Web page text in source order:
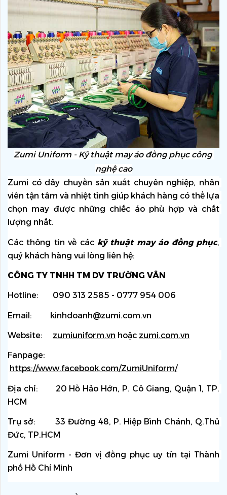
Zumi Uniform - Kỹ thuật may áo đồng phục công
nghệ cao
Zumi có dây chuyền sản xuất chuyên nghiệp, nhân
viên tận tâm và nhiệt tình giúp khách hàng có thể lựa
chọn may được những chiếc áo phù hợp và chất
lượng nhất.
Các thông tin về các kỹ thuật may áo đồng phục,
quý khách hàng vui lòng liên hệ:
CÔNG TY TNHH TM DV TRƯỜNG VÂN
Hotline:       090 313 2585 - 0777 954 006
Email:         kinhdoanh@zumi.com.vn
Website: zumiuniform.vn hoặc zumi.com.vn
https://www.facebook.com/ZumiUniform/
Địa chỉ:       20 Hồ Hảo Hớn, P. Cô Giang, Quận 1, TP.
HCM
Trụ sở:        33 Đường 48, P. Hiệp Bình Chánh, Q.Thủ
Đức, TP.HCM
Zumi Uniform - Đơn vị đồng phục uy tín tại Thành
phố Hồ Chí Minh